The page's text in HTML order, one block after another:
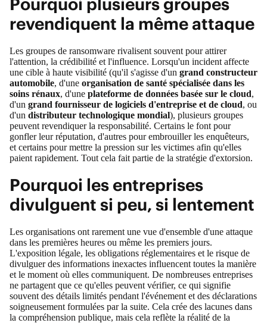
revendiquent la même attaque
Les groupes de ransomware rivalisent souvent pour attirer
l'attention, la crédibilité et l'influence. Lorsqu'un incident affecte
une cible à haute visibilité (qu'il s'agisse d'un grand constructeur
automobile, d'une organisation de santé spécialisée dans les
soins rénaux, d'une plateforme de données basée sur le cloud,
d'un grand fournisseur de logiciels d'entreprise et de cloud, ou
d'un distributeur technologique mondial), plusieurs groupes
peuvent revendiquer la responsabilité. Certains le font pour
gonfler leur réputation, d'autres pour embrouiller les enquêteurs,
et certains pour mettre la pression sur les victimes afin qu'elles
paient rapidement. Tout cela fait partie de la stratégie d'extorsion.
Pourquoi les entreprises
divulguent si peu, si lentement
Les organisations ont rarement une vue d'ensemble d'une attaque
dans les premières heures ou même les premiers jours.
L'exposition légale, les obligations réglementaires et le risque de
divulguer des informations inexactes influencent toutes la manière
et le moment où elles communiquent. De nombreuses entreprises
ne partagent que ce qu'elles peuvent vérifier, ce qui signifie
souvent des détails limités pendant l'événement et des déclarations
soigneusement formulées par la suite. Cela crée des lacunes dans
la compréhension publique, mais cela reflète la réalité de la